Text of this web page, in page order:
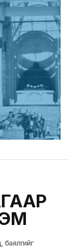
баялгийг